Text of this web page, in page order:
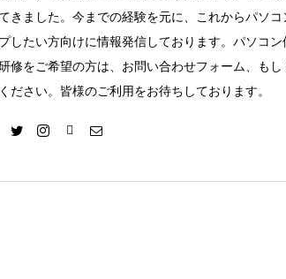
きました。今までの経験を元に、これからパソ
したい方向けに情報発信しております。パソコ
修をご希望の方は、お問い合わせフォーム、も
ださい。皆様のご利用をお待ちしております。